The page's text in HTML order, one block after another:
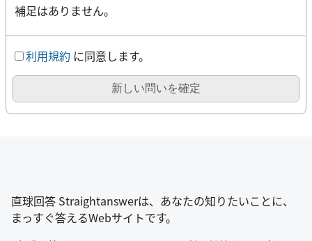
補足はありません。
利用規約 に同意します。
新しい問いを確定
直球回答 Straightanswerは、あなたの知りたいことに、
まっすぐ答えるWebサイトです。